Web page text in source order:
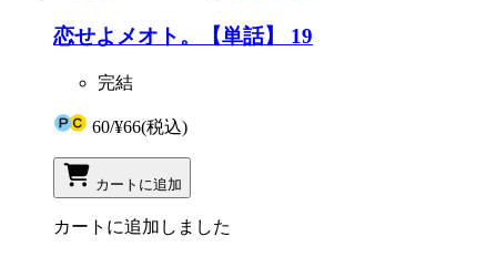
恋せよメオト。【単話】 19
完結
60/¥66(税込)
カートに追加
カートに追加しました